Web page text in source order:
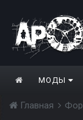
МОДЫ
Главная